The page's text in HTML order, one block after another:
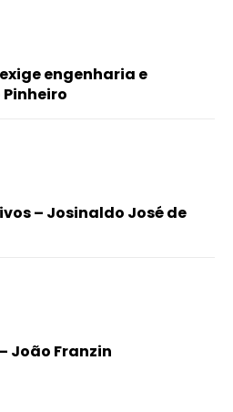
engenharia e
– Josinaldo José de
João Franzin